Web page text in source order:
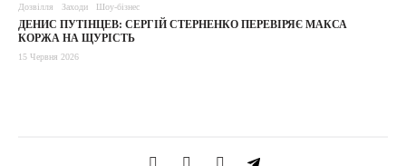
Дозвілля Заходи Шоу-бізнес
ДЕНИС ПУТІНЦЕВ: СЕРГІЙ СТЕРНЕНКО ПЕРЕВІРЯЄ МАКСА
КОРЖА НА ЩУРІСТЬ
15 Червня 2026